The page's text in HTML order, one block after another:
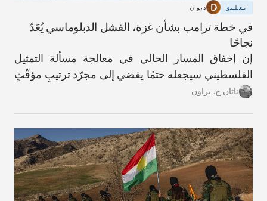
تعليق ديوان
في خطة ترامب بشأن غزة، الفشل الدبلوماسي يُعَدّ
نجاحًا
إن إخفاق المسار الحالي في معالجة مسألة التمثيل
الفلسطيني سيجعله حتمًا يفضي إلى مجرّد ترتيبٍ مؤقّتٍ
آخر.ناثان ج. براون